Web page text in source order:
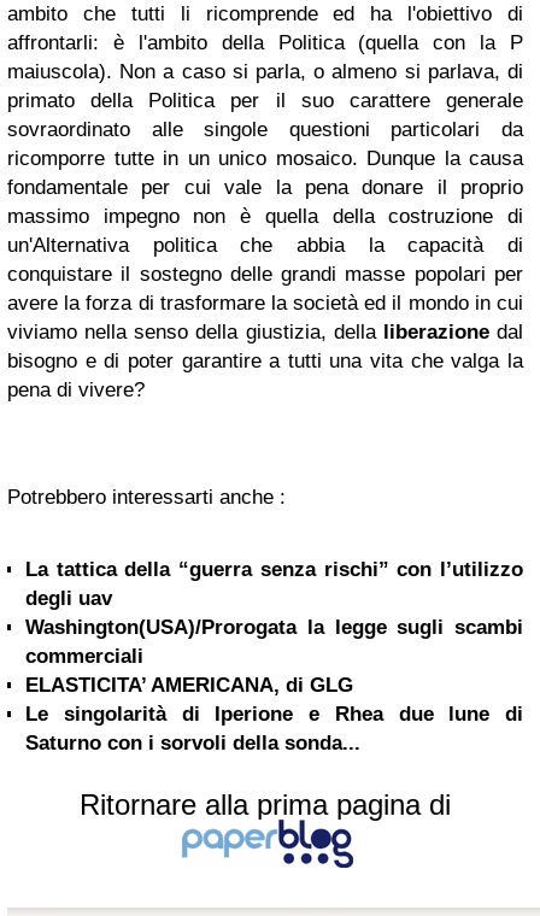
ambito che tutti li ricomprende ed ha l'obiettivo di
affrontarli: è l'ambito della Politica (quella con la P
maiuscola). Non a caso si parla, o almeno si parlava, di
primato della Politica per il suo carattere generale
sovraordinato alle singole questioni particolari da
ricomporre tutte in un unico mosaico. Dunque la causa
fondamentale per cui vale la pena donare il proprio
massimo impegno non è quella della costruzione di
un'Alternativa politica che abbia la capacità di
conquistare il sostegno delle grandi masse popolari per
avere la forza di trasformare la società ed il mondo in cui
viviamo nella senso della giustizia, della liberazionedal
bisogno e di poter garantire a tutti una vita che valga la
pena di vivere?
Potrebbero interessarti anche :
La tattica della “guerra senza rischi” con l’utilizzo
degli uav
Washington(USA)/Prorogata la legge sugli scambi
commerciali
ELASTICITA’ AMERICANA, di GLG
Le singolarità di Iperione e Rhea due lune di
Saturno con i sorvoli della sonda...
Ritornare alla prima pagina di